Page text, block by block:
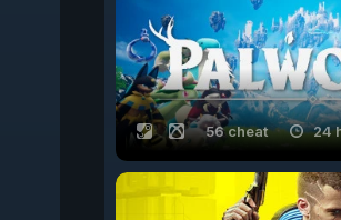
56 cheat 24